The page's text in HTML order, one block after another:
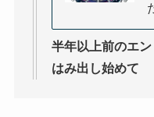
半年以上前のエ
はみ出し始めて